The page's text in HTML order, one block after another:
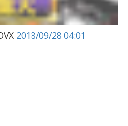
2018/09/28 04:01